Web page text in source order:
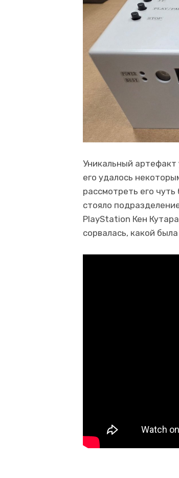
Уникальный
его удалось
рассмотреть его
стояло
PlayStation Кен
сорвалась, какой